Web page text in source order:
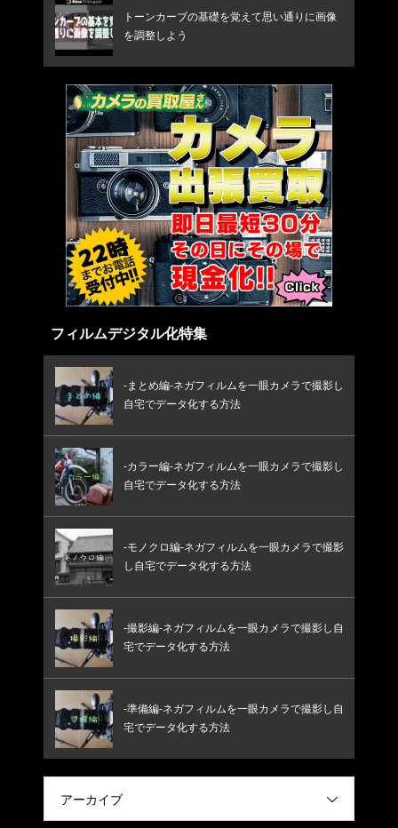
トーンカーブの基礎を覚えて思い通りに画像
を調整しよう
フィルムデジタル化特集
-まとめ編-ネガフィルムを一眼カメラで撮影し
自宅でデータ化する方法
-カラー編-ネガフィルムを一眼カメラで撮影し
自宅でデータ化する方法
-モノクロ編-ネガフィルムを一眼カメラで撮影
し自宅でデータ化する方法
-撮影編-ネガフィルムを一眼カメラで撮影し自
宅でデータ化する方法
-準備編-ネガフィルムを一眼カメラで撮影し自
宅でデータ化する方法
アーカイブ